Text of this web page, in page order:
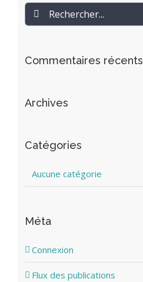
Rechercher
Commentaires récents
Archives
Catégories
Aucune catégorie
Méta
Connexion
Flux des publications